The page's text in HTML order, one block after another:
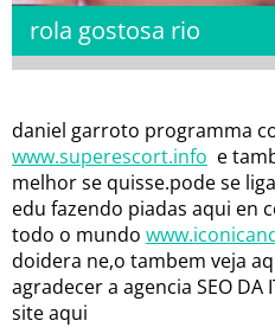
rola gostosa rio
daniel garroto programma
www.superescort.info e
melhor se quisse.pode se
edu fazendo piadas aqui en
todo o mundo
doidera ne,o tambem veja
agradecer a agencia SEO
site aqui